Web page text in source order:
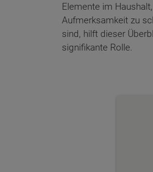
Elemente im
Aufmerksamkeit zu
sind, hilft dieser
signifikante Rolle.